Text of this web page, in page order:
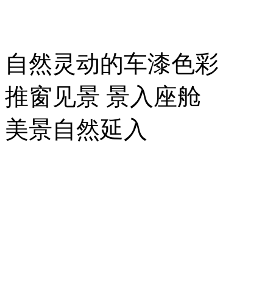
自然灵动的车漆色彩
推窗见景 景入座舱
美景自然延入